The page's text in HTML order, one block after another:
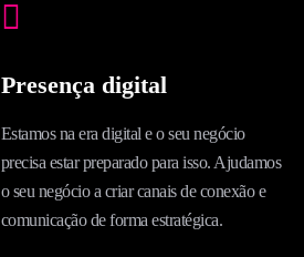
Presença digital
Estamos na era digital e o seu negócio
precisa estar preparado para isso. Ajudamos
o seu negócio a criar canais de conexão e
comunicação de forma estratégica.